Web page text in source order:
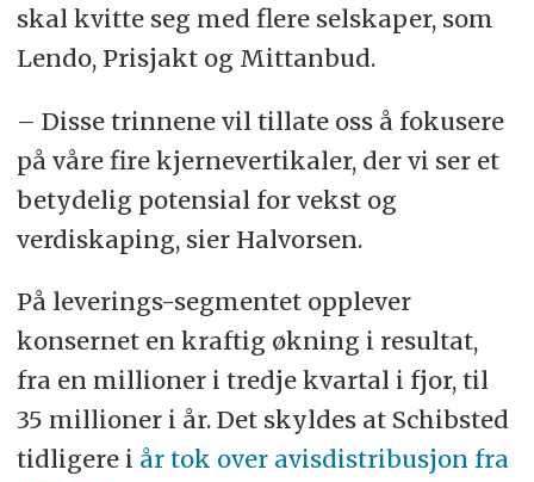
skal kvitte seg med flere selskaper, som
Lendo, Prisjakt og Mittanbud.
– Disse trinnene vil tillate oss å fokusere
på våre fire kjernevertikaler, der vi ser et
betydelig potensial for vekst og
verdiskaping, sier Halvorsen.
På leverings-segmentet opplever
konsernet en kraftig økning i resultat,
fra en millioner i tredje kvartal i fjor, til
35 millioner i år. Det skyldes at Schibsted
tidligere i år tok over avisdistribusjon fra